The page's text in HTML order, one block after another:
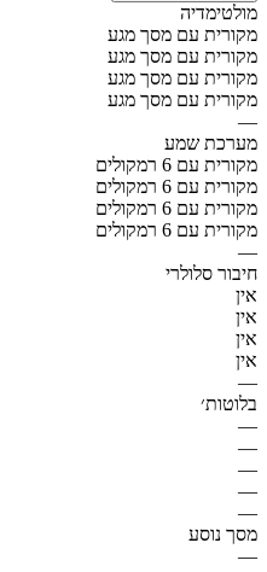
מולטימדיה
מקורית עם מסך מגע
מקורית עם מסך מגע
מקורית עם מסך מגע
מקורית עם מסך מגע
—
מערכת שמע
מקורית עם 6 רמקולים
מקורית עם 6 רמקולים
מקורית עם 6 רמקולים
מקורית עם 6 רמקולים
—
חיבור סלולרי
אין
אין
אין
אין
—
בלוטות׳
—
—
—
—
—
מסך נוסע
—